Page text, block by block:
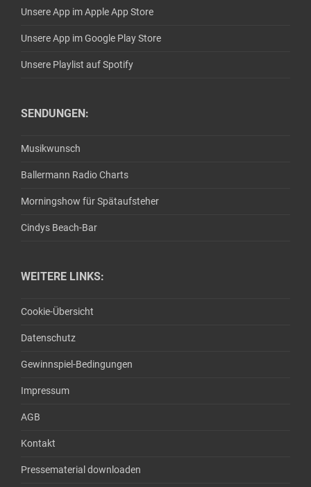
Unsere App im Apple App Store
Unsere App im Google Play Store
Unsere Playlist auf Spotify
SENDUNGEN:
Musikwunsch
Ballermann Radio Charts
Morningshow für Spätaufsteher
Cindys Beach-Bar
WEITERE LINKS:
Cookie-Übersicht
Datenschutz
Gewinnspiel-Bedingungen
Impressum
AGB
Kontakt
Pressematerial downloaden